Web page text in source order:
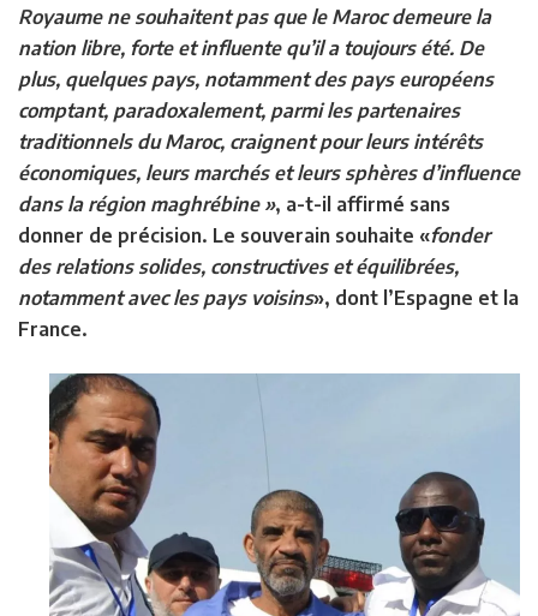
Royaume ne souhaitent pas que le Maroc demeure la
nation libre, forte et influente qu’il a toujours été. De
plus, quelques pays, notamment des pays européens
comptant, paradoxalement, parmi les partenaires
traditionnels du Maroc, craignent pour leurs intérêts
économiques, leurs marchés et leurs sphères d’influence
dans la région maghrébine », a-t-il affirmé sans
donner de précision. Le souverain souhaite «fonder
des relations solides, constructives et équilibrées,
notamment avec les pays voisins», dont l’Espagne et la
France.